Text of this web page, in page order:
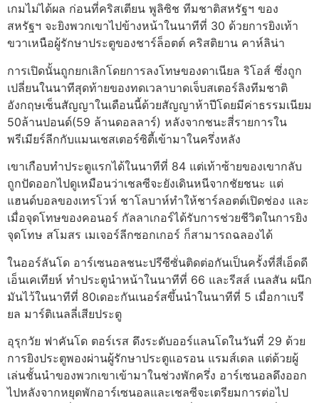
เกมไม่ได้ผล ก่อนที่คริสเตียน พูลิซิช ทีมชาติสหรัฐฯ ของ
สหรัฐฯ จะยิงพวกเขาไปข้างหน้าในนาทีที่ 30 ด้วยการยิงเท้า
ขวาเหนือผู้รักษาประตูของชาร์ล็อตต์ คริสติยาน คาห์ลิน่า
การเปิดนั้นถูกยกเลิกโดยการลงโทษของดาเนียล ริโอส์ ซึ่งถูก
เปลี่ยนในนาทีสุดท้ายของทดเวลาบาดเจ็บสเตอร์ลิงทีมชาติ
อังกฤษเซ็นสัญญาในเดือนนี้ด้วยสัญญาห้าปีโดยมีค่าธรรมเนียม
50ล้านปอนด์(59 ล้านดอลลาร์) หลังจากชนะสี่รายการใน
พรีเมียร์ลีกกับแมนเชสเตอร์ซิตี้เข้ามาในครึ่งหลัง
เขาเกือบทำประตูแรกได้ในนาทีที่ 84 แต่เท้าซ้ายของเขากลับ
ถูกปัดออกไปดูเหมือนว่าเชลซีจะยังเดินหนีจากชัยชนะ แต่
แฮนด์บอลของเทรโวห์ ชาโลบาห์ทำให้ชาร์ลอตต์เปิดช่อง และ
เมื่อจุดโทษของคอนอร์ กัลลาเกอร์ได้รับการช่วยชีวิตในการยิง
จุดโทษ สโมสร เมเจอร์ลีกซอกเกอร์ ก็สามารถฉลองได้
ในออร์ลันโด อาร์เซนอลชนะปรีซีซั่นติดต่อกันเป็นครั้งที่สี่เอ็ดดี
เอ็นเคเทียห์ ทำประตูนำหน้าในนาทีที่ 66 และรีสส์ เนลสัน ผนึก
มันไว้ในนาทีที่ 80เดอะกันเนอร์สขึ้นนำในนาทีที่ 5 เมื่อกาเบรี
ยล มาร์ติเนลลี่เสียประตู
อุรุกวัย ฟาคันโด ตอร์เรส ดึงระดับออร์แลนโดในวันที่ 29 ด้วย
การยิงประตูพองผ่านผู้รักษาประตูแอรอน แรมส์เดล แต่ด้วยผู้
เล่นชั้นนำของพวกเขาเข้ามาในช่วงพักครึ่ง อาร์เซนอลดึงออก
ไปหลังจากหยุดพักอาร์เซนอลและเชลซีจะเตรียมการต่อไป